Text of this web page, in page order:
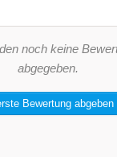
noch keine
abgegeben.
Bewertung abgeben